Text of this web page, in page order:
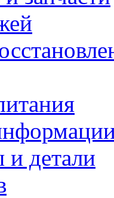
и детали